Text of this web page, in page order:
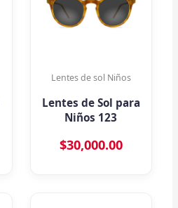
Lentes de sol Niños
Lentes de Sol para
Niños 123
$30,000.00